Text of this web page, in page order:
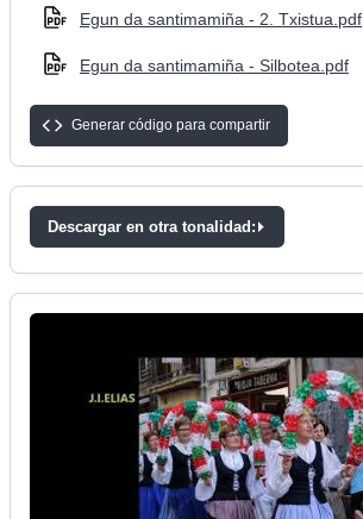
Egun da santimamiña - 2. Txistua.pdf
Egun da santimamiña - Silbotea.pdf
Generar código para compartir
Descargar en otra tonalidad: